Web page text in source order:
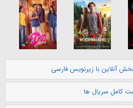
آنلاین با زیرنویس فارسی
کامل سریال ها